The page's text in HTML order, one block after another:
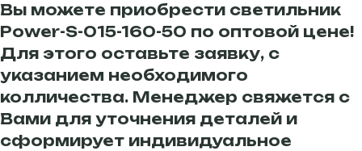
Вы можете приобрести светильник
Power-S-015-160-50 по оптовой цене!
Для этого оставьте заявку, с
указанием необходимого
колличества. Менеджер свяжется с
Вами для уточнения деталей и
сформирует индивидуальное